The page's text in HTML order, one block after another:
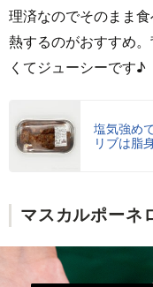
理済なのでそのまま
熱するのがおすすめ
くてジューシーです♪
塩気強め
リブは脂
マスカルポーネ